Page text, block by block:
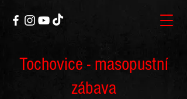
Tochovice - masopustní
zábava